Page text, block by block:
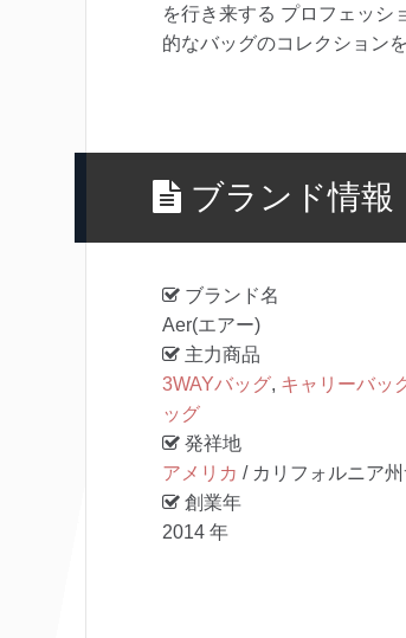
を行き来する プロフェッシ
的なバッグのコレクション
ブランド情報
ブランド名
Aer(エアー)
主力商品
3WAYバッグ, キャリーバッ
ッグ
発祥地
アメリカ / カリフォルニア
創業年
2014 年